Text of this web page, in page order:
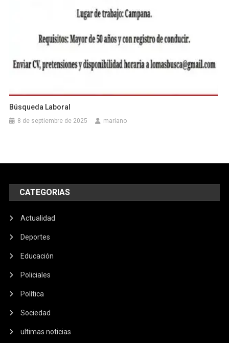
Búsqueda Laboral
8 de septiembre de 2025 mariano
CATEGORIAS
Actualidad
Deportes
Educación
Policiales
Política
Sociedad
ultimas noticias